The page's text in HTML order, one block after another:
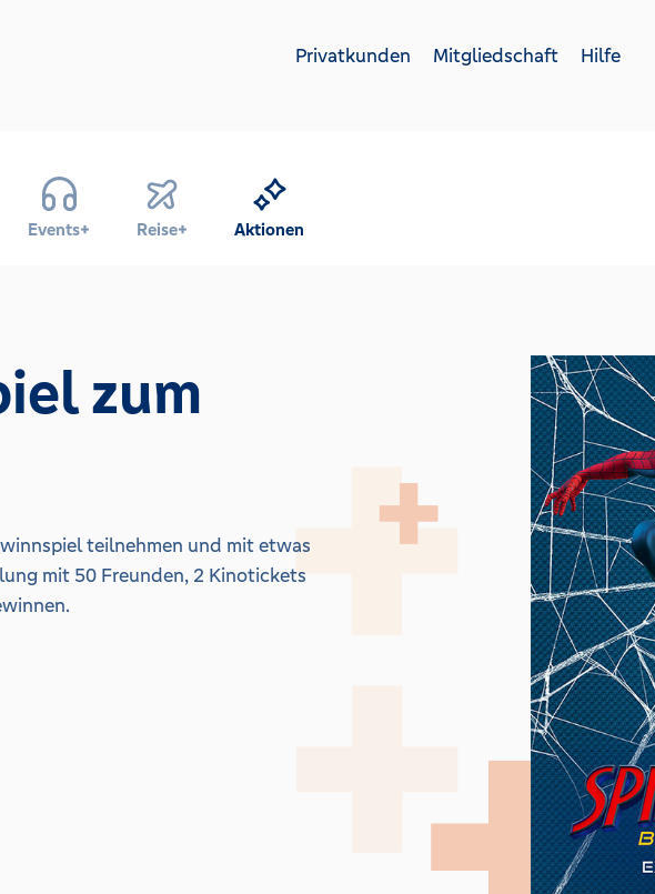
Privatkunden Mitgliedschaft Hilfe
Events+ Reise+ Aktionen
zum
teilnehmen und mit etwas
mit 50 Freunden, 2 Kinotickets